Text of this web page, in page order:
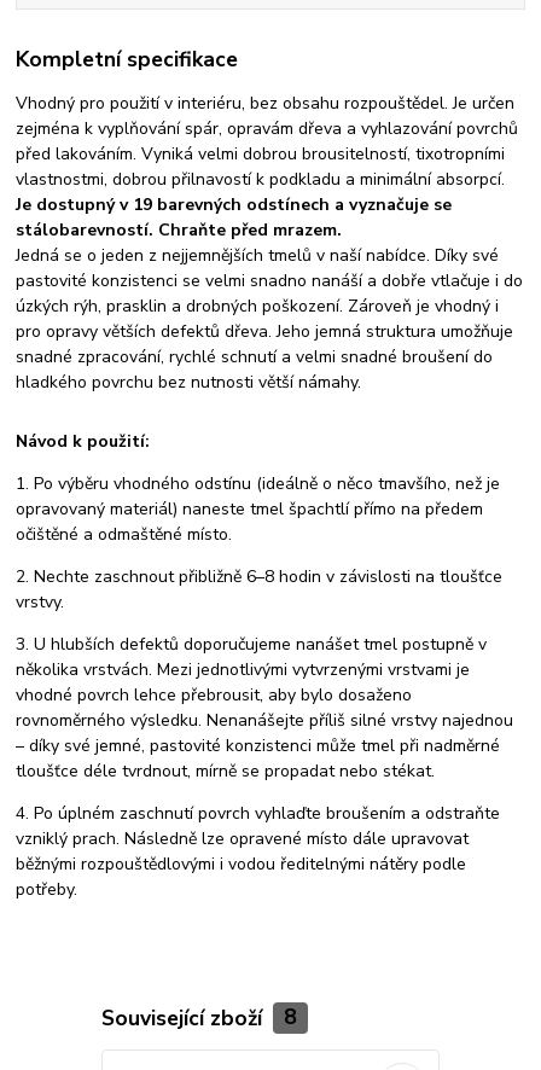
Kompletní specifikace
Vhodný pro použití v interiéru, bez obsahu rozpouštědel. Je určen
zejména k vyplňování spár, opravám dřeva a vyhlazování povrchů
před lakováním. Vyniká velmi dobrou brousitelností, tixotropními
vlastnostmi, dobrou přilnavostí k podkladu a minimální absorpcí.
Je dostupný v 19 barevných odstínech a vyznačuje se
stálobarevností. Chraňte před mrazem.
Jedná se o jeden z nejjemnějších tmelů v naší nabídce. Díky své
pastovité konzistenci se velmi snadno nanáší a dobře vtlačuje i do
úzkých rýh, prasklin a drobných poškození. Zároveň je vhodný i
pro opravy větších defektů dřeva. Jeho jemná struktura umožňuje
snadné zpracování, rychlé schnutí a velmi snadné broušení do
hladkého povrchu bez nutnosti větší námahy.
Návod k použití:
1. Po výběru vhodného odstínu (ideálně o něco tmavšího, než je
opravovaný materiál) naneste tmel špachtlí přímo na předem
očištěné a odmaštěné místo.
2. Nechte zaschnout přibližně 6–8 hodin v závislosti na tloušťce
vrstvy.
3. U hlubších defektů doporučujeme nanášet tmel postupně v
několika vrstvách. Mezi jednotlivými vytvrzenými vrstvami je
vhodné povrch lehce přebrousit, aby bylo dosaženo
rovnoměrného výsledku. Nenanášejte příliš silné vrstvy najednou
– díky své jemné, pastovité konzistenci může tmel při nadměrné
tloušťce déle tvrdnout, mírně se propadat nebo stékat.
4. Po úplném zaschnutí povrch vyhlaďte broušením a odstraňte
vzniklý prach. Následně lze opravené místo dále upravovat
běžnými rozpouštědlovými i vodou ředitelnými nátěry podle
potřeby.
Související zboží 8